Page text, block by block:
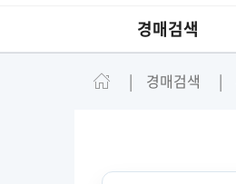
경매검색
경매검색